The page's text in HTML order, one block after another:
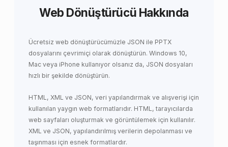
Web Dönüştürücü Hakkında
Ücretsiz web dönüştürücümüzle JSON ile PPTX
dosyalarını çevrimiçi olarak dönüştürün. Windows 10,
Mac veya iPhone kullanıyor olsanız da, JSON dosyaları
hızlı bir şekilde dönüştürün.
HTML, XML ve JSON, veri yapılandırmak ve alışverişi için
kullanılan yaygın web formatlarıdır. HTML, tarayıcılarda
web sayfaları oluşturmak ve görüntülemek için kullanılır.
XML ve JSON, yapılandırılmış verilerin depolanması ve
taşınması için esnek formatlardır.